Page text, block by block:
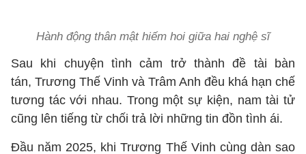
Hành động thân mật hiếm hoi giữa hai nghệ sĩ
Sau khi chuyện tình cảm trở thành đề tài bàn
tán, Trương Thế Vinh và Trâm Anh đều khá hạn chế
tương tác với nhau. Trong một sự kiện, nam tài tử
cũng lên tiếng từ chối trả lời những tin đồn tình ái.
Đầu năm 2025, khi Trương Thế Vinh cùng dàn sao